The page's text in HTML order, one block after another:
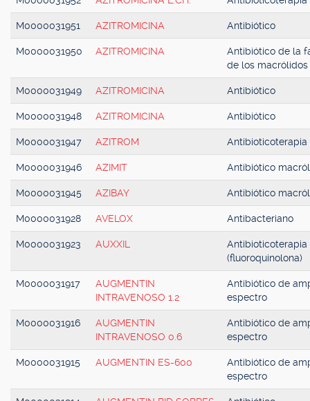
M0000031951 AZITROMICINA Antibiótico
M0000031950 AZITROMICINA
Antibiótico de la
de los macrólidos
M0000031949 AZITROMICINA Antibiótico
M0000031948 AZITROMICINA Antibiótico
M0000031947 AZITROM Antibioticoterapia
M0000031946 AZIMIT Antibiótico
M0000031945 AZIBAY Antibiótico
M0000031928 AVELOX Antibacteriano
M0000031923 AUXXIL
Antibioticoterapia
(fluoroquinolona)
M0000031917
AUGMENTIN
INTRAVENOSO 1.2
Antibiótico de
espectro
M0000031916
AUGMENTIN
INTRAVENOSO 0.6
Antibiótico de
espectro
M0000031915 AUGMENTIN ES-600
Antibiótico de
espectro